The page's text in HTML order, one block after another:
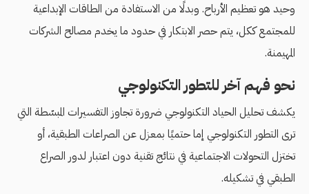
وحيد هو تعظيم الأرباح. وبدلًا من الاستفادة من الطاقات الإبداعية
للمجتمع ككل، يتم حصر الابتكار في حدود ما يخدم مصالح الشركات
المهيمنة.
نحو فهم آخر للتطور التكنولوجي
يكشف تحليل الحياد التكنولوجي ضرورة تجاوز التفسيرات المبسّطة التي
ترى التطور التكنولوجي إما حتميًا بمعزل عن الصراعات الطبقية، أو
تختزل التحولات الاجتماعية في نتائج تقنية دون اعتبار لدور الصراع
الطبقي في تشكيله.